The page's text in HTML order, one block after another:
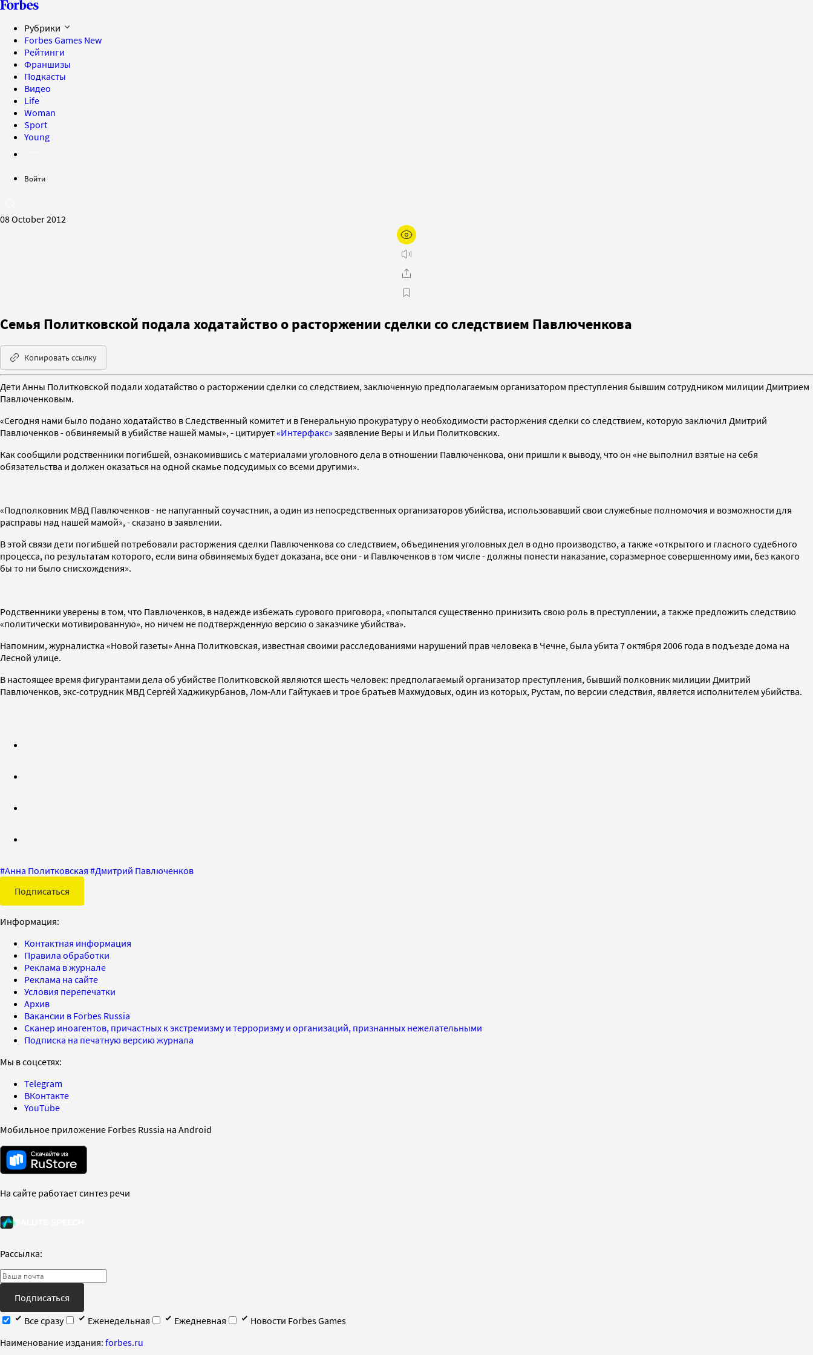
Рубрики
Forbes Games New
Рейтинги
Франшизы
Подкасты
Видео
Life
Woman
Sport
Young
Войти
08 October 2012
Семья Политковской подала ходатайство о расторжении сделки со следствием Павлюченкова
Копировать ссылку
Дети Анны Политковской подали ходатайство о расторжении сделки со следствием, заключенную предполагаемым организатором преступления бывшим сотрудником милиции Дмитрием
Павлюченковым.
«Сегодня нами было подано ходатайство в Следственный комитет и в Генеральную прокуратуру о необходимости расторжения сделки со следствием, которую заключил Дмитрий
Павлюченков - обвиняемый в убийстве нашей мамы», - цитирует«Интерфакс» заявление Веры и Ильи Политковских.
Как сообщили родственники погибшей, ознакомившись с материалами уголовного дела в отношении Павлюченкова, они пришли к выводу, что он «не выполнил взятые на себя
обязательства и должен оказаться на одной скамье подсудимых со всеми другими».
«Подполковник МВД Павлюченков - не напуганный соучастник, а один из непосредственных организаторов убийства, использовавший свои служебные полномочия и возможности для
расправы над нашей мамой», - сказано в заявлении.
В этой связи дети погибшей потребовали расторжения сделки Павлюченкова со следствием, объединения уголовных дел в одно производство, а также «открытого и гласного судебного
процесса, по результатам которого, если вина обвиняемых будет доказана, все они - и Павлюченков в том числе - должны понести наказание, соразмерное совершенному ими, без какого
бы то ни было снисхождения».
Родственники уверены в том, что Павлюченков, в надежде избежать сурового приговора, «попытался существенно принизить свою роль в преступлении, а также предложить следствию
«политически мотивированную», но ничем не подтвержденную версию о заказчике убийства».
Напомним, журналистка «Новой газеты» Анна Политковская, известная своими расследованиями нарушений прав человека в Чечне, была убита 7 октября 2006 года в подъезде дома на
Лесной улице.
В настоящее время фигурантами дела об убийстве Политковской являются шесть человек: предполагаемый организатор преступления, бывший полковник милиции Дмитрий
Павлюченков, экс-сотрудник МВД Сергей Хаджикурбанов, Лом-Али Гайтукаев и трое братьев Махмудовых, один из которых, Рустам, по версии следствия, является исполнителем убийства.
#Анна Политковская #Дмитрий Павлюченков
Подписаться
Информация:
Контактная информация
Правила обработки
Реклама в журнале
Реклама на сайте
Условия перепечатки
Архив
Вакансии в Forbes Russia
Сканер иноагентов, причастных к экстремизму и терроризму и организаций, признанных нежелательными
Подписка на печатную версию журнала
Мы в соцсетях:
Telegram
ВКонтакте
YouTube
Мобильное приложение Forbes Russia на Android
На сайте работает синтез речи
Рассылка:
Подписаться
Все сразу
Еженедельная Ежедневная
Новости Forbes Games
Наименование издания: forbes.ru